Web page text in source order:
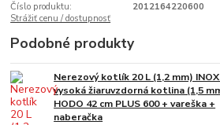
Číslo produktu:
2012164220600
Strážiť cenu / dostupnosť
Podobné produkty
Nerezový kotlík 20 L (1,2 mm)
vysoká žiaruvzdorná kotlina (1,5
HODO 42 cm PLUS 600 + vareška +
naberačka